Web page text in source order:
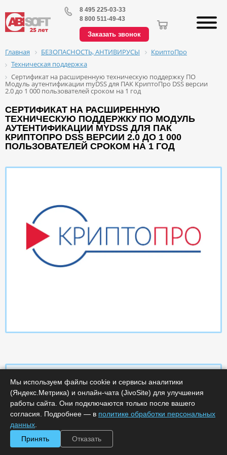
8 495 225-03-33
8 800 511-49-43
Заказать звонок
Главная БЕЗОПАСНОСТЬ, АНТИВИРУСЫ
КриптоПро
Техническая поддержка
Сертификат на расширенную техническую поддержку ПО
Модуль аутентификации myDSS для ПАК КриптоПро DSS версии
2.0 до 1 000 пользователей сроком на 1 год
СЕРТИФИКАТ НА РАСШИРЕННУЮ
ТЕХНИЧЕСКУЮ ПОДДЕРЖКУ ПО МОДУЛЬ
АУТЕНТИФИКАЦИИ MYDSS ДЛЯ ПАК
КРИПТОПРО DSS ВЕРСИИ 2.0 ДО 1 000
ПОЛЬЗОВАТЕЛЕЙ СРОКОМ НА 1 ГОД
Характеристики
Минимальное количество лицензий :
0000-359022
Мы используем файлы cookie и сервисы аналитики
(Яндекс.Метрика) и онлайн-чата (JivoSite) для улучшения
работы сайта. Они подключаются только после вашего
согласия. Подробнее — в политике обработки персональных
данных
Принять
Отказать